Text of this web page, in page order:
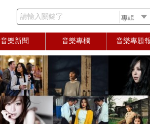
請輸入關鍵字
音樂新聞 音樂專欄 音樂專題